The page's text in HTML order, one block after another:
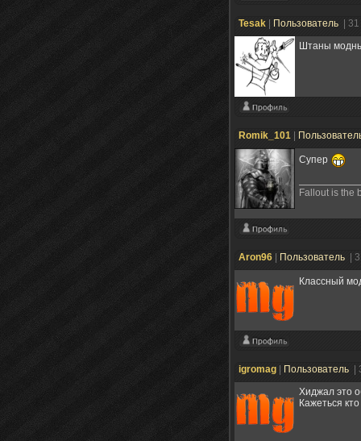
Tesak Пользователь
|
Штаны
Romik_101
Супер
Fallout is the
Aron96 Пользователь |
Классный
igromag Пользователь
Хиджал это
Кажеться